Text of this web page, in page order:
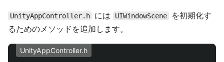
UnityAppController.h には UIWindowScene
を初期化す
るためのメソッドを追加します。
UnityAppController.h